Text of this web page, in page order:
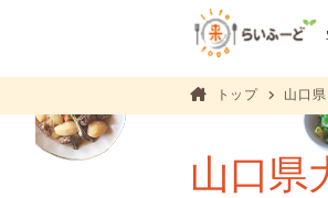
トップ 山口県
山口県